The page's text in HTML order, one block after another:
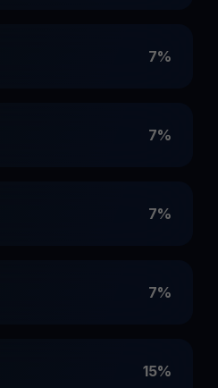
7%
7%
7%
7%
15%